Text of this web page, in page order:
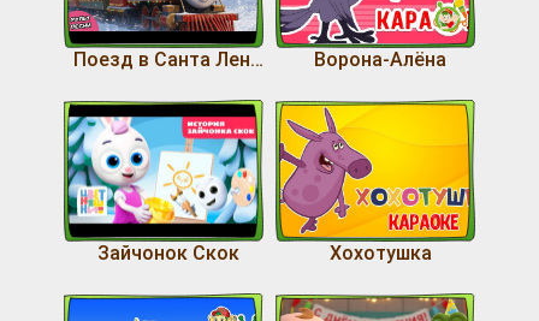
Поезд в Санта Ленд! Ворона-Алёна
Зайчонок Скок Хохотушка